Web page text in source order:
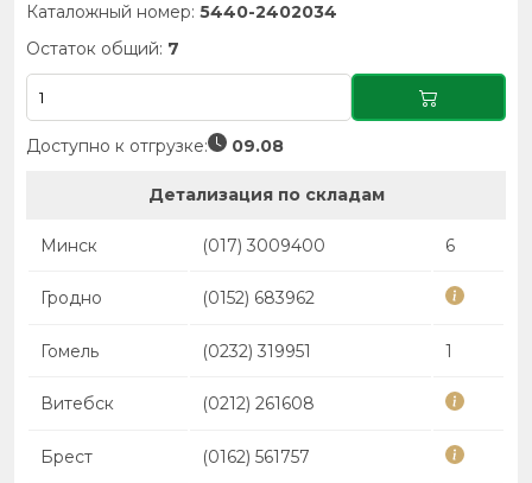
Каталожный номер: 5440-2402034
Остаток общий: 7
Доступно к отгрузке: 09.08
Детализация по складам
Минск (017) 3009400 6
Гродно (0152) 683962
Гомель (0232) 319951 1
Витебск (0212) 261608
Брест (0162) 561757